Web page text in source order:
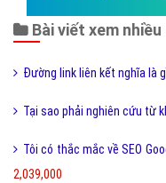
Bài viết xem
Đường link liên kết nghĩa là
Tại sao phải nghiên cứu từ
Tôi có thắc mắc về SEO
2,039,000